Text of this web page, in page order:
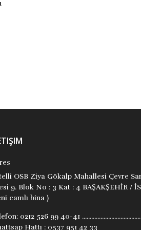
OSB Ziya Gökalp Mahallesi Çevre
9. Blok No : 3 Kat : 4 BAŞAKŞEHİR /
camlı bina )
0212 526 99 40-41 ......................................
Hattı : 0537 951 42 33